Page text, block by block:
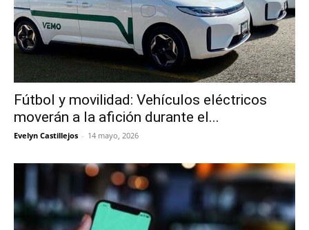
Fútbol y movilidad: Vehículos eléctricos
moverán a la afición durante el...
Evelyn Castillejos - 14 mayo, 2026